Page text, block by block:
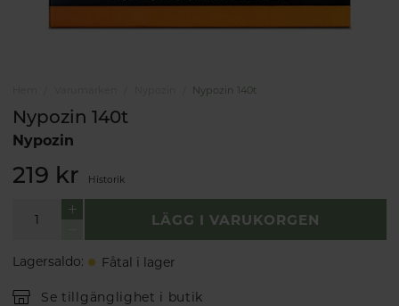
Nypozin 140t
Nypozin 140t
Nypozin
219 kr Historik
LÄGG I VARUKORGEN
Lagersaldo: Fåtal i lager
Se tillgänglighet i butik